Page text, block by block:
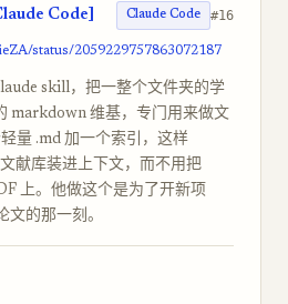
Code] Claude Code #16
status/2059229757863072187
skill，把一整个文件夹的学
markdown 维基，专门用来做文
量 .md 加一个索引，这样
献库装进上下文，而不用把
上。他做这个是为了开新项
文的那一刻。